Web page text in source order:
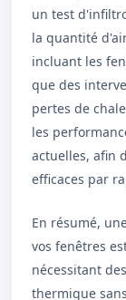
un test
la quantité
incluant les
que des
pertes de
les
actuelles, afin
efficaces par
En résumé,
vos fenêtres
nécessitant
thermique